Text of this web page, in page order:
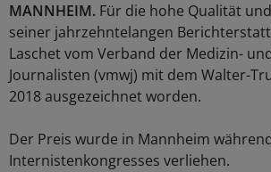
MANNHEIM. Für die hohe Qualität
seiner jahrzehntelangen
Laschet vom Verband der Medizin-
Journalisten (vmwj) mit dem Walter-
2018 ausgezeichnet worden.
Der Preis wurde in Mannheim
Internistenkongresses verliehen.